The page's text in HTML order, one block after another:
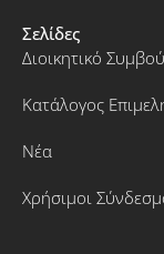
Σελίδες
Διοικητικό
Κατάλογος
Νέα
Χρήσιμοι